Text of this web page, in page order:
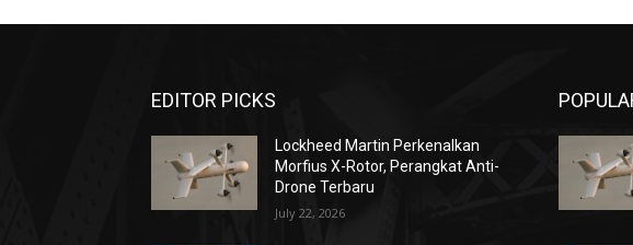
EDITOR PICKS
Lockheed Martin Perkenalkan
Morfius X-Rotor, Perangkat Anti-
Drone Terbaru
July 22, 2026